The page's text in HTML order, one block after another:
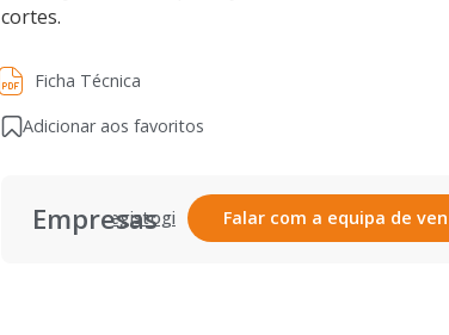
cortes.
Ficha Técnica
Adicionar aos favoritos
Empresas
Registar
Login Falar com a equipa de